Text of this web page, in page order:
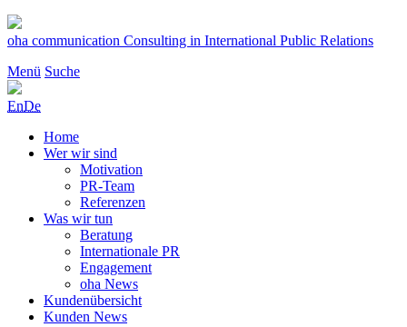
Zum
Inhalt
oha communication Consulting in International Public Relations
Menü Suche
EnDe
Home
Wer wir sind
Motivation
PR-Team
Referenzen
Was wir tun
Beratung
Internationale PR
Engagement
oha News
Kundenübersicht
Kunden News